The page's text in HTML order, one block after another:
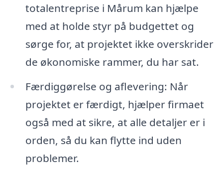
totalentreprise i Mårum kan hjælpe
med at holde styr på budgettet og
sørge for, at projektet ikke overskrider
de økonomiske rammer, du har sat.
Færdiggørelse og aflevering: Når
projektet er færdigt, hjælper firmaet
også med at sikre, at alle detaljer er i
orden, så du kan flytte ind uden
problemer.